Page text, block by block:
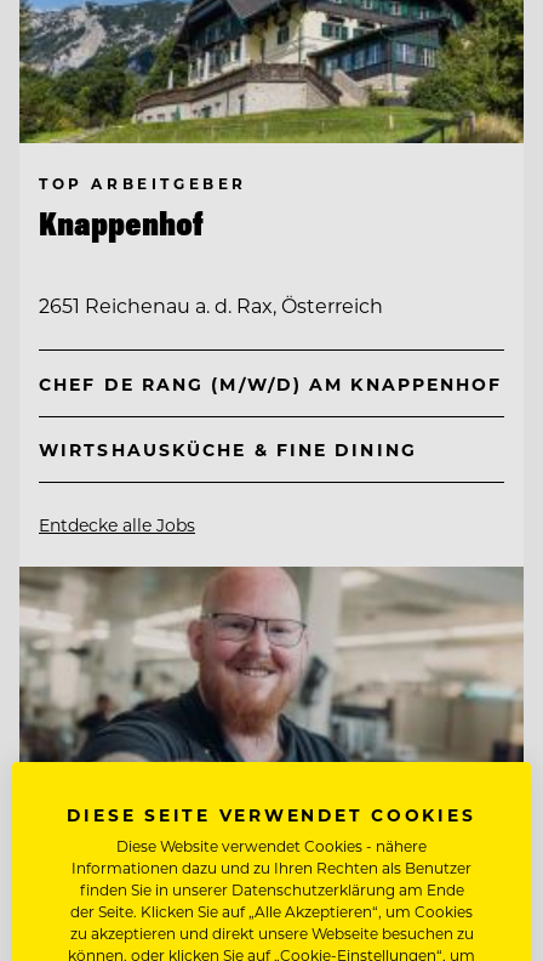
TOP ARBEITGEBER
Knappenhof
2651 Reichenau a. d. Rax, Österreich
CHEF DE RANG (M/W/D) AM KNAPPENHOF
WIRTSHAUSKÜCHE & FINE DINING
Entdecke alle Jobs
TOP ARBEITGEBER
DIESE SEITE VERWENDET COOKIES
Diese Website verwendet Cookies - nähere
Informationen dazu und zu Ihren Rechten als Benutzer
finden Sie in unserer Datenschutzerklärung am Ende
der Seite. Klicken Sie auf „Alle Akzeptieren“, um Cookies
zu akzeptieren und direkt unsere Webseite besuchen zu
können, oder klicken Sie auf „Cookie-Einstellungen“, um